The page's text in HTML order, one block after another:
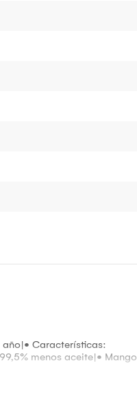
año|• Características:
menos aceite|• Mango